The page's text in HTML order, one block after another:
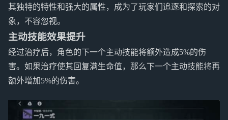
其独特的特性和强大的属性，成为了玩家们追逐和探索的对
象，不容忽视。
主动技能效果提升
经过治疗后，角色的下一个主动技能将额外造成5%的伤
害。如果治疗使其回复满生命值，那么下一个主动技能将再
额外增加5%的伤害。